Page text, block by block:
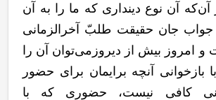
آنکه آن نوع دینداری که ما را به آن
جواب جان حقیقت طلبّ آخرالزمانی
و امروز بیش از دیروزمی‌توان آن را
بازخوانی آنچه برایمان برای حضور
کافی نیست، حضوری که با